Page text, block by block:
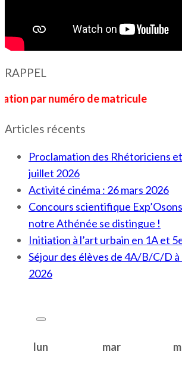
RAPPEL
numéro de matricule
Articles récents
Proclamation des Rhétoriciens
juillet 2026
Activité cinéma : 26 mars 2026
Concours scientifique
notre Athénée se distingue !
Initiation à l’art urbain en 1A et
Séjour des élèves de 4A/B/C/D à
2026
lun mar